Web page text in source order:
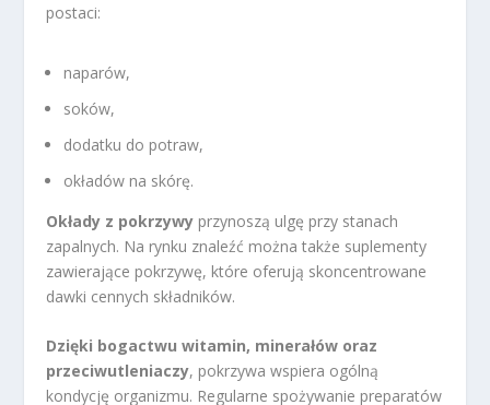
postaci:
naparów,
soków,
dodatku do potraw,
okładów na skórę.
Okłady z pokrzywy przynoszą ulgę przy stanach
zapalnych. Na rynku znaleźć można także suplementy
zawierające pokrzywę, które oferują skoncentrowane
dawki cennych składników.
Dzięki bogactwu witamin, minerałów oraz
przeciwutleniaczy, pokrzywa wspiera ogólną
kondycję organizmu. Regularne spożywanie preparatów